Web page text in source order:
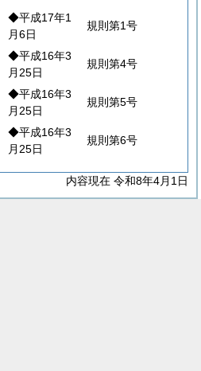
◆平成17年1
月6日
規則第1号
◆平成16年3
月25日
規則第4号
◆平成16年3
月25日
規則第5号
◆平成16年3
月25日
規則第6号
内容現在 令和8年4月1日